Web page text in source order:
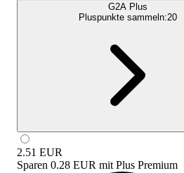
G2A Plus
Pluspunkte sammeln:20
2.51 EUR
Sparen 0.28 EUR mit Plus Premium